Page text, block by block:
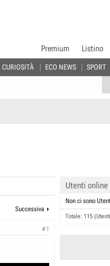
CURIOSITÀ ECO NEWS SPORT
Premium Listino
Successiva
#1
Utenti online
Non ci sono
Totale: 115